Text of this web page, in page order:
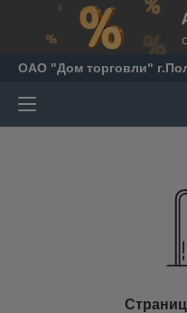
ОАО "Дом торговли"